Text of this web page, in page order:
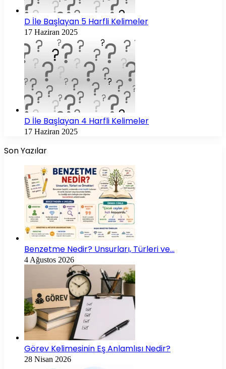
D İle Başlayan 5 Harfli Kelimeler
17 Haziran 2025
D İle Başlayan 4 Harfli Kelimeler
17 Haziran 2025
Son Yazılar
Benzetme Nedir? Unsurları, Türleri ve…
4 Ağustos 2026
Görev Kelimesinin Eş Anlamlısı Nedir?
28 Nisan 2026